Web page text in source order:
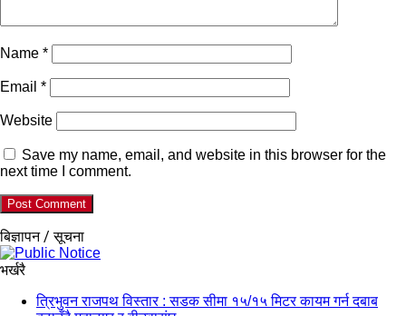
Name *
Email *
Website
Save my name, email, and website in this browser for the
next time I comment.
बिज्ञापन / सूचना
भर्खरै
त्रिभुवन राजपथ विस्तार : सडक सीमा १५/१५ मिटर कायम गर्न दबाब